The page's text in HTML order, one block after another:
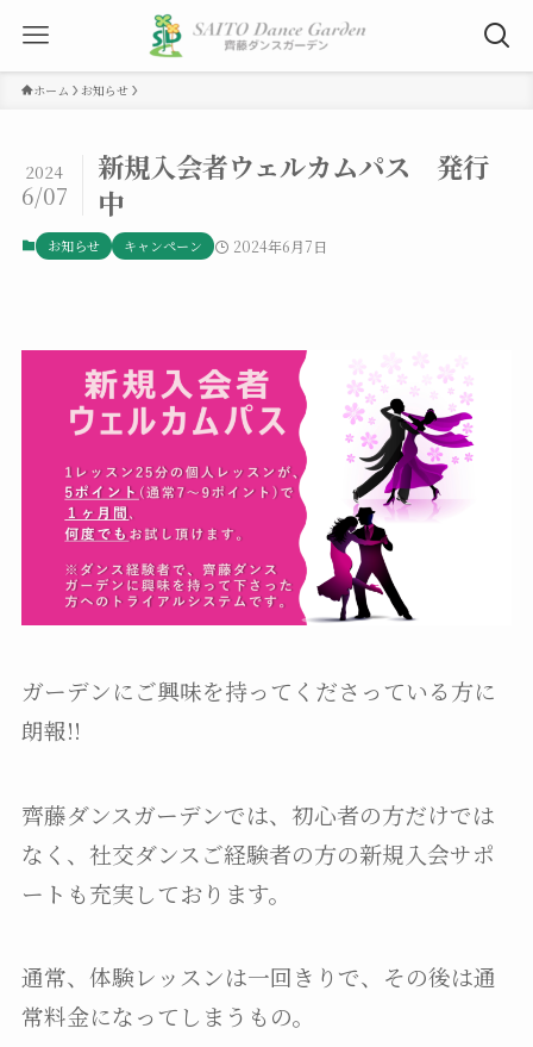
ホーム お知らせ
新規入会者ウェルカムパス 発行
中
2024
6/07
お知らせ キャンペーン 2024年6月7日
ガーデンにご興味を持ってくださっている方に
朗報!!
齊藤ダンスガーデンでは、初心者の方だけでは
なく、社交ダンスご経験者の方の新規入会サポ
ートも充実しております。
通常、体験レッスンは一回きりで、その後は通
常料金になってしまうもの。